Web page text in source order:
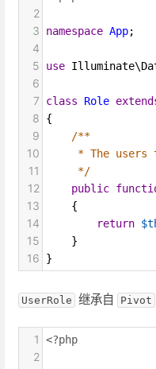
2
3
namespace App;
4
5
use
6
7
class Role
8 {
9 /**
10 * The
11 */
12 public
13
    {
14 return
15
    }
16 }
UserRole 继承自 Pivot
1 <?php
2